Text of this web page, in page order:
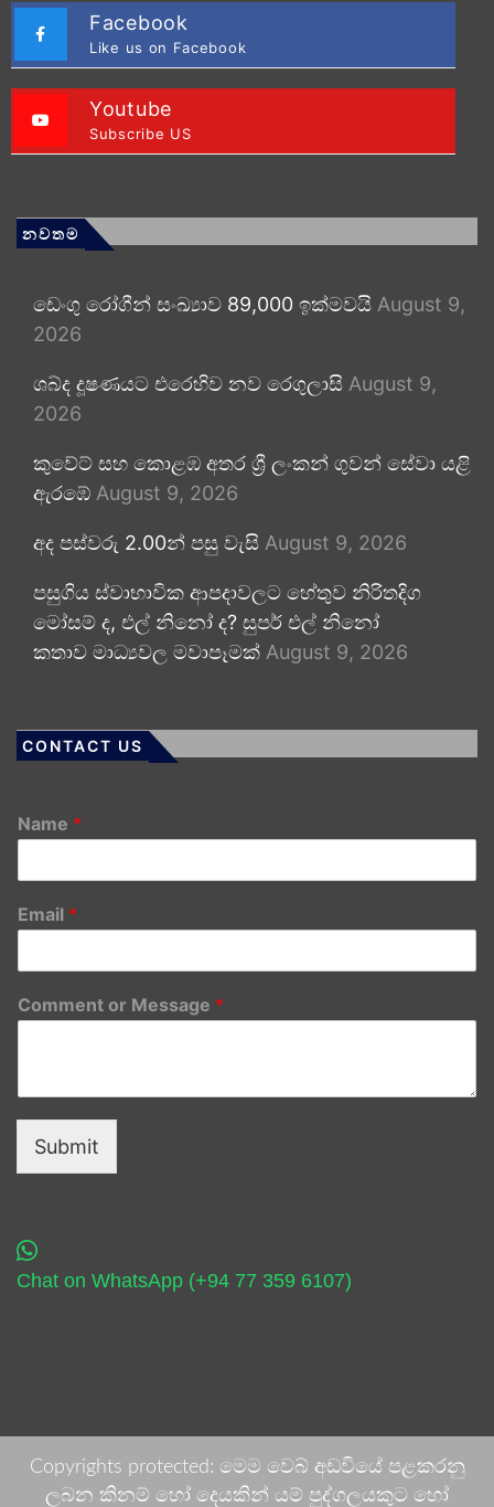
Facebook
Like us on Facebook
Youtube
Subscribe US
නවතම
ඩෙංගු රෝගීන් සංඛ්‍යාව 89,000 ඉක්මවයි August 9,
2026
ශබ්ද දූෂණයට එරෙහිව නව රෙගුලාසි August 9,
2026
කුවේට් සහ කොළඹ අතර ශ්‍රී ලංකන් ගුවන් සේවා යළි
ඇරඹේ August 9, 2026
අද පස්වරු 2.00න් පසු වැසි August 9, 2026
පසුගිය ස්වාභාවික ආපදාවලට හේතුව නිරිතදිග
මෝසම් ද, එල් නිනෝ ද? සුපර් එල් නිනෝ
කතාව මාධ්‍යවල මවාපෑමක් August 9, 2026
CONTACT US
Name *
Email *
Comment or Message *
Submit
Chat on WhatsApp (+94 77 359 6107)
Copyrights protected: මෙම වෙබ් අඩවියේ පළකරනු
ලබන කිනම් හෝ දෙයකින් යම් පුද්ගලයකුට හෝ